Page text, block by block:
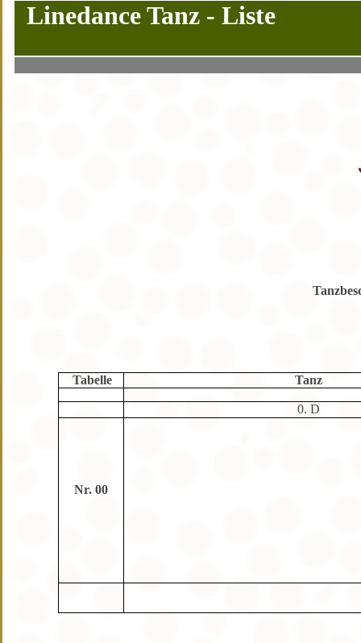
Linedance Tanz - Liste
Tabelle Tanz
0. D
Nr. 00